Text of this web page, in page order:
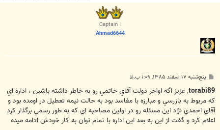
Captain I
Ahmad6644
پ
ت
پنج‌شنبه ۱۷ اسفند ۱۳۸۵, ۱:۰۹ ب.ظ
torabi89, عزيز اگه اواخر دولت آقاي خاتمي رو به خاطر داشته باشين ، اداره اي
كه مربوط به بازرسي و مبارزه با مفاسد بود به حالت نيمه تعطيل در اومده بود و
آقاي احمدي نژاد اين مسئله رو در اولين مصاحبه اي كه به طور رسمي برگذار كرد
اعلام كرد و گفت از اين به بعد اين اداره با تمام توان به كار خودش ادامه ميده